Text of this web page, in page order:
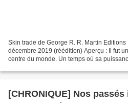
Skin trade de George R. R. Martin
décembre 2019 (réédition) Aperçu : Il fut
centre du monde. Un temps où sa
[CHRONIQUE] Nos